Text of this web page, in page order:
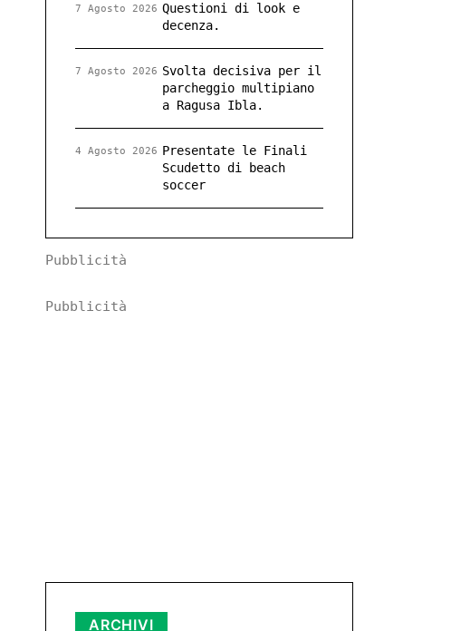
Questioni di look e
decenza.
7 Agosto 2026
Svolta decisiva per il
parcheggio multipiano
a Ragusa Ibla.
7 Agosto 2026
Presentate le Finali
Scudetto di beach
soccer
4 Agosto 2026
Pubblicità
Pubblicità
ARCHIVI